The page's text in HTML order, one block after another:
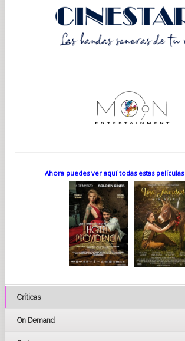
Ahora puedes ver aquí todas estas
Críticas
On Demand